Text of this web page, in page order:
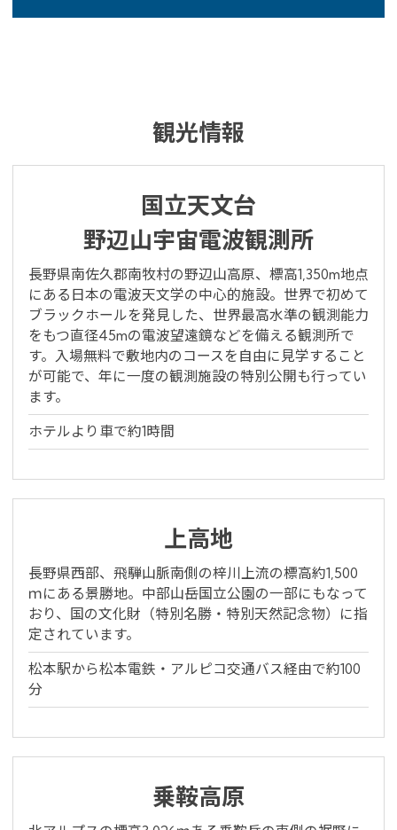
観光情報
国立天文台
野辺山宇宙電波観測所
長野県南佐久郡南牧村の野辺山高原、標高1,350m地点
にある日本の電波天文学の中心的施設。世界で初めて
ブラックホールを発見した、世界最高水準の観測能力
をもつ直径45mの電波望遠鏡などを備える観測所で
す。入場無料で敷地内のコースを自由に見学すること
が可能で、年に一度の観測施設の特別公開も行ってい
ます。
ホテルより車で約1時間
上高地
長野県西部、飛騨山脈南側の梓川上流の標高約1,500
ｍにある景勝地。中部山岳国立公園の一部にもなって
おり、国の文化財（特別名勝・特別天然記念物）に指
定されています。
松本駅から松本電鉄・アルピコ交通バス経由で約100
分
乗鞍高原